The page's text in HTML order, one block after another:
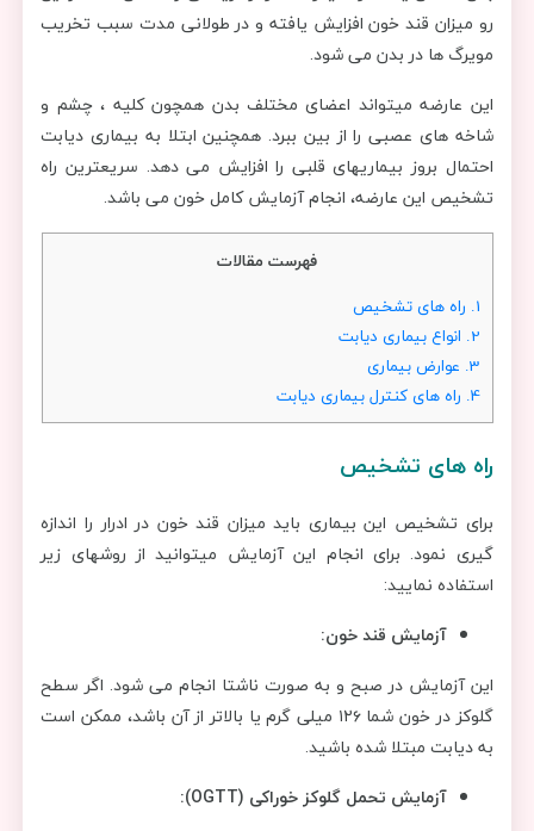
رو میزان قند خون افزایش یافته و در طولانی مدت سبب تخریب
مویرگ ها در بدن می شود.
این عارضه میتواند اعضای مختلف بدن همچون کلیه ، چشم و
شاخه های عصبی را از بین ببرد. همچنین ابتلا به بیماری دیابت
احتمال بروز بیماریهای قلبی را افزایش می دهد. سریعترین راه
تشخیص این عارضه، انجام آزمایش کامل خون می باشد.
فهرست مقالات
1. راه های تشخیص
2. انواع بیماری دیابت
3. عوارض بیماری
4. راه های کنترل بیماری دیابت
راه های تشخیص
برای تشخیص این بیماری باید میزان قند خون در ادرار را اندازه
گیری نمود. برای انجام این آزمایش میتوانید از روشهای زیر
استفاده نمایید:
آزمایش قند خون:
این آزمایش در صبح و به صورت ناشتا انجام می شود. اگر سطح
گلوکز در خون شما ۱۲۶ میلی گرم یا بالا‌تر از آن باشد، ممکن است
به دیابت مبتلا شده باشید.
آزمایش تحمل گلوکز خوراکی (OGTT):